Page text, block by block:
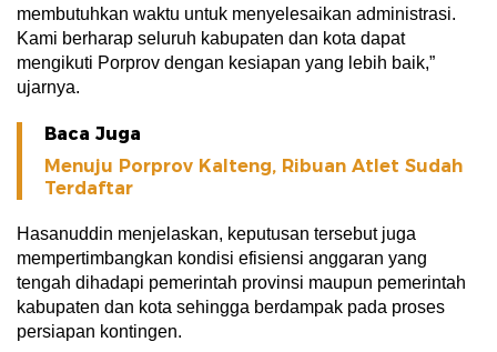
membutuhkan waktu untuk menyelesaikan administrasi.
Kami berharap seluruh kabupaten dan kota dapat
mengikuti Porprov dengan kesiapan yang lebih baik,”
ujarnya.
Baca Juga
Menuju Porprov Kalteng, Ribuan Atlet Sudah
Terdaftar
Hasanuddin menjelaskan, keputusan tersebut juga
mempertimbangkan kondisi efisiensi anggaran yang
tengah dihadapi pemerintah provinsi maupun pemerintah
kabupaten dan kota sehingga berdampak pada proses
persiapan kontingen.